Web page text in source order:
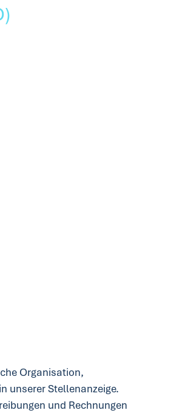
Organisation,
unserer Stellenanzeige.
und Rechnungen